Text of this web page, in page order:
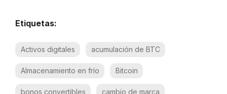
Etiquetas:
Activos digitales acumulación de BTC
Almacenamiento en frío Bitcoin
bonos convertibles cambio de marca